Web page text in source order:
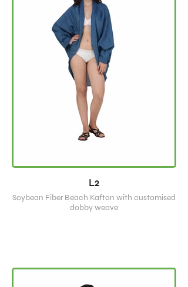
L2
Soybean Fiber Beach Kaftan with customised
dobby weave